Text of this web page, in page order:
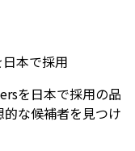
本で採用
を日本で採用の品
な候補者を見つけ